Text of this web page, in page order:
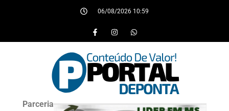
06/08/2026 10:59
Parceria